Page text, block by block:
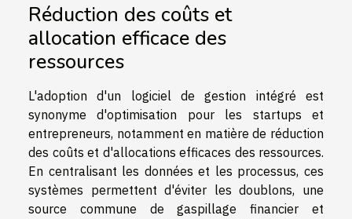
Réduction des coûts et
allocation efficace des
ressources
L'adoption d'un logiciel de gestion intégré est
synonyme d'optimisation pour les startups et
entrepreneurs, notamment en matière de réduction
des coûts et d'allocations efficaces des ressources.
En centralisant les données et les processus, ces
systèmes permettent d'éviter les doublons, une
source commune de gaspillage financier et